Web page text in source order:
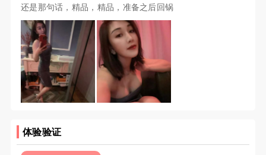
还是那句话，精品，精品，准备之后回锅
体验验证